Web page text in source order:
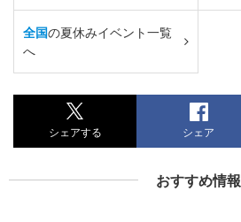
全国の夏休みイベント一覧
へ
シェアする シェア
おすすめ情報